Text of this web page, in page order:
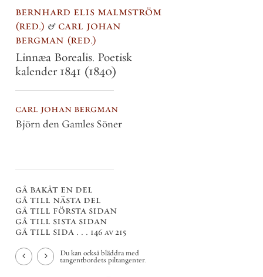
bernhard elis malmström
red. & carl johan
bergman red.
Linnæa Borealis. Poetisk
kalender 1841 (1840)
carl johan bergman
Björn den Gamles Söner
gå bakåt en del
gå till nästa del
gå till första sidan
gå till sista sidan
gå till sida . . . 146 av 215
Du kan också bläddra med
tangentbordets piltangenter.